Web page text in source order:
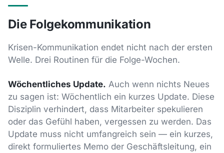
Die Folgekommunikation
Krisen-Kommunikation endet nicht nach der ersten
Welle. Drei Routinen für die Folge-Wochen.
Wöchentliches Update. Auch wenn nichts Neues
zu sagen ist: Wöchentlich ein kurzes Update. Diese
Disziplin verhindert, dass Mitarbeiter spekulieren
oder das Gefühl haben, vergessen zu werden. Das
Update muss nicht umfangreich sein — ein kurzes,
direkt formuliertes Memo der Geschäftsleitung, ein